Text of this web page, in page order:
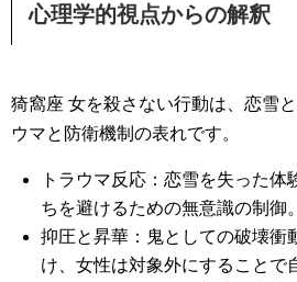
心理学的視点からの解釈
猗窩座 女を殺さない行動は、恋雪
ウマと防衛機制の表れです。
トラウマ反応：恋雪を失った体
ちを避けるための無意識の制御。
抑圧と昇華：鬼としての破壊衝
け、女性は対象外にすることで